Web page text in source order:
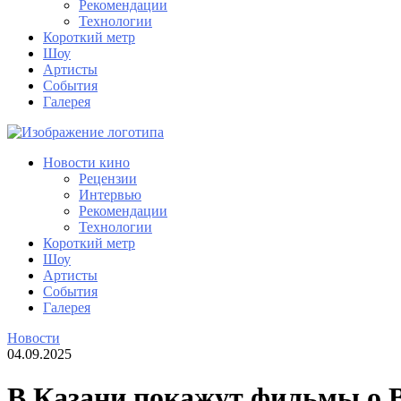
Рекомендации
Технологии
Короткий метр
Шоу
Артисты
События
Галерея
Новости кино
Рецензии
Интервью
Рекомендации
Технологии
Короткий метр
Шоу
Артисты
События
Галерея
Новости
04.09.2025